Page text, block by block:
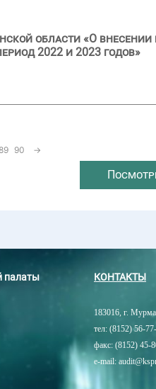
области «О
2022 и 2023 годов»
89 90 →
палаты
КОНТАКТЫ
183016, г.
тел: (8152) 56-
факс: (8152) 45-
e-mail: